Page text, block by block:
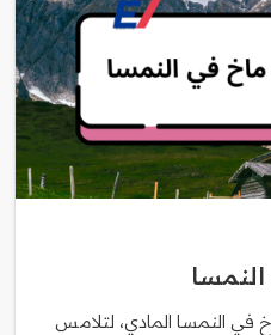
النمسا المادي، لتلامس